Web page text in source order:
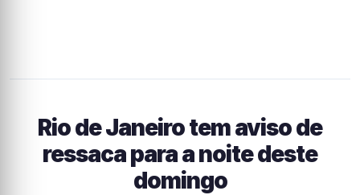
Rio de Janeiro tem aviso de
ressaca para a noite deste
domingo